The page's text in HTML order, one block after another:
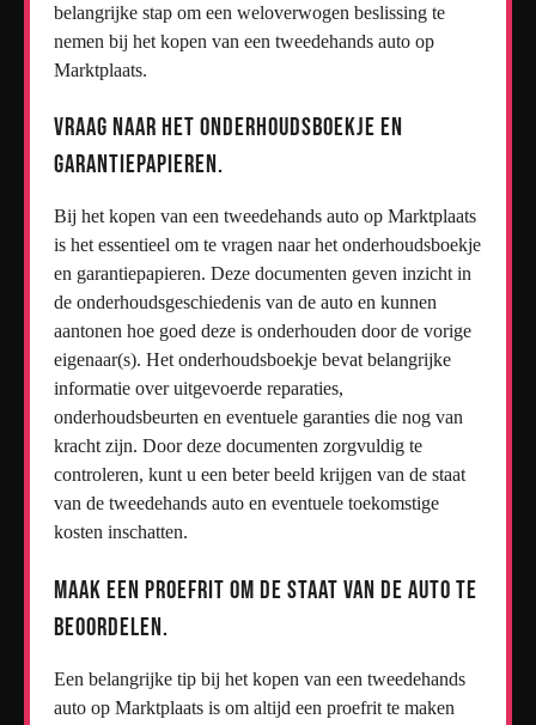
belangrijke stap om een weloverwogen beslissing te
nemen bij het kopen van een tweedehands auto op
Marktplaats.
Vraag naar het onderhoudsboekje en
garantiepapieren.
Bij het kopen van een tweedehands auto op Marktplaats
is het essentieel om te vragen naar het onderhoudsboekje
en garantiepapieren. Deze documenten geven inzicht in
de onderhoudsgeschiedenis van de auto en kunnen
aantonen hoe goed deze is onderhouden door de vorige
eigenaar(s). Het onderhoudsboekje bevat belangrijke
informatie over uitgevoerde reparaties,
onderhoudsbeurten en eventuele garanties die nog van
kracht zijn. Door deze documenten zorgvuldig te
controleren, kunt u een beter beeld krijgen van de staat
van de tweedehands auto en eventuele toekomstige
kosten inschatten.
Maak een proefrit om de staat van de auto te
beoordelen.
Een belangrijke tip bij het kopen van een tweedehands
auto op Marktplaats is om altijd een proefrit te maken